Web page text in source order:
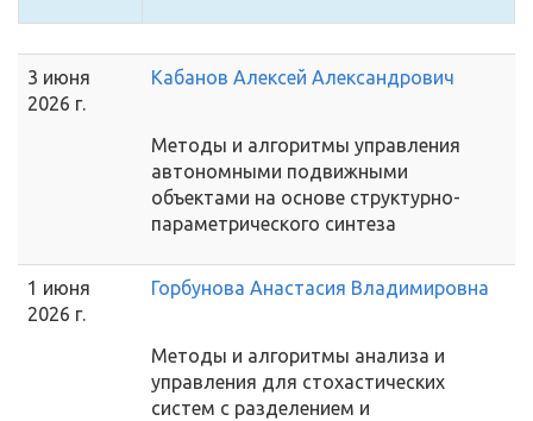
3 июня
2026 г.
Кабанов Алексей Александрович
Методы и алгоритмы управления
автономными подвижными
объектами на основе структурно-
параметрического синтеза
1 июня
2026 г.
Горбунова Анастасия Владимировна
Методы и алгоритмы анализа и
управления для стохастических
систем с разделением и